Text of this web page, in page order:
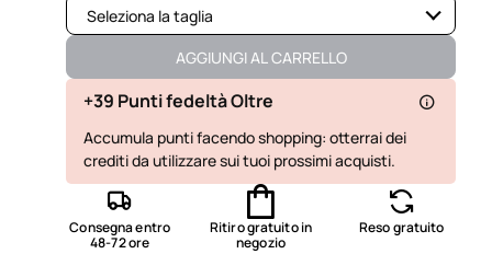
Seleziona la taglia
Disponibile
Disponibile
Disponibile
Disponibile
AGGIUNGI AL CARRELLO
+39 Punti fedeltà Oltre
Accumula punti facendo shopping: otterrai dei
crediti da utilizzare sui tuoi prossimi acquisti.
Consegna entro
48-72 ore
Ritiro gratuito in
negozio
Reso gratuito